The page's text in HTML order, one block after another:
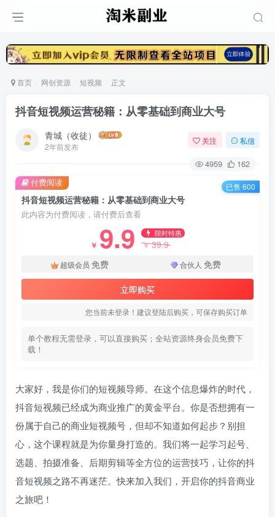
首页 网创资源 短视频 正文
抖音短视频运营秘籍：从零基础到商业大号
青城（收徒）
2年前发布
关注 私信
4959 162
抖音短视频运营秘籍：从零基础到商业大号
此内容为付费阅读，请付费后查看
￥ 9.9 限时特惠
￥39.9
超级会员 免费 合伙人 免费
立即购买
您当前未登录！建议登陆后购买，可保存购买订单
单个教程无需登录，可以直接购买；全站资源终身会员免费下
载！
付费阅读 已售 600
大家好，我是你们的短视频导师。在这个信息爆炸的时代，
抖音短视频已经成为商业推广的黄金平台。你是否想拥有一
份属于自己的商业短视频号，但却不知道如何起步？别担
心，这个课程就是为你量身打造的。我们将一起学习起号、
选题、拍摄准备、后期剪辑等全方位的运营技巧，让你的抖
音短视频之路不再迷茫。快来加入我们，开启你的抖音商业
之旅吧！